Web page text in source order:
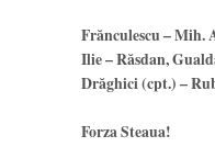
Frănculescu – Mih.
Ilie – Răsdan,
Drăghici (cpt.) –
Forza Steaua!